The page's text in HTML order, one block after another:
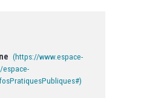
https://www.espace-
espace-